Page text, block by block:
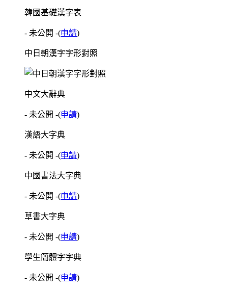
韓國基礎漢字表
- 未公開 -(申請)
中日朝漢字字形對照
中文大辭典
- 未公開 -(申請)
漢語大字典
- 未公開 -(申請)
中國書法大字典
- 未公開 -(申請)
草書大字典
- 未公開 -(申請)
學生簡體字字典
- 未公開 -(申請)